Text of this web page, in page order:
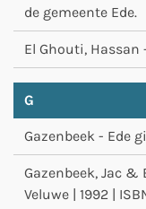
de gemeente Ede.
El Ghouti, Hassan
G
Gazenbeek - Ede
Gazenbeek, Jac &
Veluwe | 1992 |